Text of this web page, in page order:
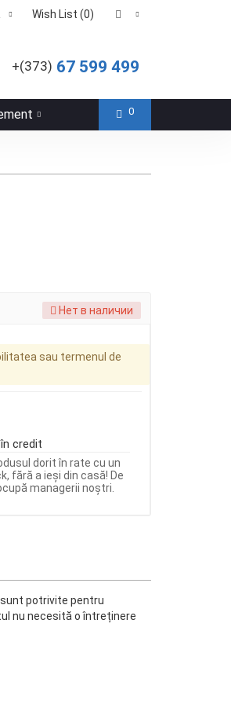
Wish List (0)
+(373) 67 599 499
0
Нет в наличии
sau termenul de
credit
dorit în rate cu un
fără a ieși din casă! De
managerii noștri.
potrivite pentru
nu necesită o întreținere